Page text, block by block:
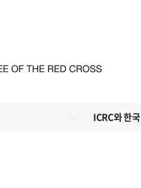
ICRC와 한국